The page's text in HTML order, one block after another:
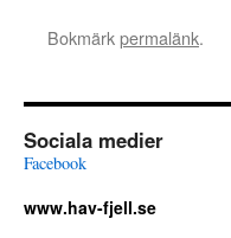
Bokmärkpermalänk.
Sociala medier
Facebook
www.hav-fjell.se